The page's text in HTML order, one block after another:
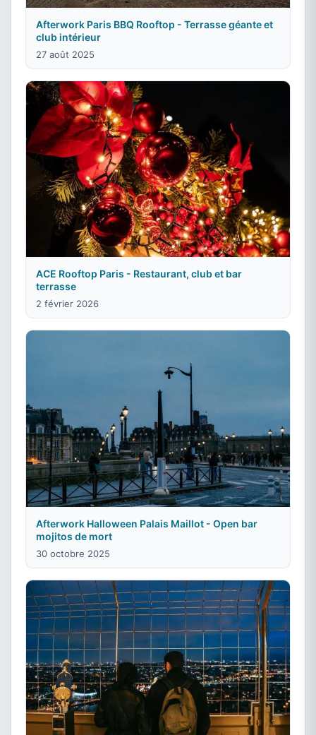
Afterwork Paris BBQ Rooftop - Terrasse géante et
club intérieur
27 août 2025
ACE Rooftop Paris - Restaurant, club et bar
terrasse
2 février 2026
Afterwork Halloween Palais Maillot - Open bar
mojitos de mort
30 octobre 2025